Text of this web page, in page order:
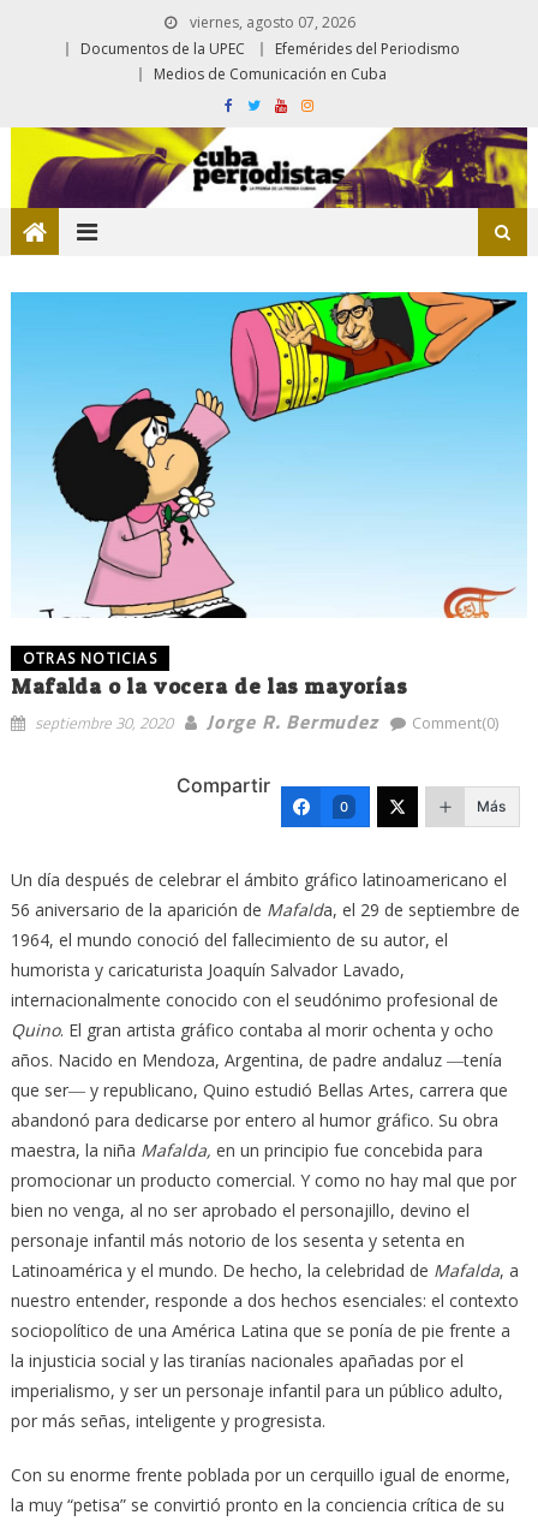
viernes, agosto 07, 2026
Documentos de la UPEC
Efemérides del Periodismo
Medios de Comunicación en Cuba
OTRAS NOTICIAS
Mafalda o la vocera de las mayorías
septiembre 30, 2020 Jorge R. Bermudez Comment(0)
Compartir
0 Más
Un día después de celebrar el ámbito gráfico latinoamericano el
56 aniversario de la aparición de Mafalda, el 29 de septiembre de
1964, el mundo conoció del fallecimiento de su autor, el
humorista y caricaturista Joaquín Salvador Lavado,
internacionalmente conocido con el seudónimo profesional de
Quino. El gran artista gráfico contaba al morir ochenta y ocho
años. Nacido en Mendoza, Argentina, de padre andaluz ―tenía
que ser― y republicano, Quino estudió Bellas Artes, carrera que
abandonó para dedicarse por entero al humor gráfico. Su obra
maestra, la niña Mafalda, en un principio fue concebida para
promocionar un producto comercial. Y como no hay mal que por
bien no venga, al no ser aprobado el personajillo, devino el
personaje infantil más notorio de los sesenta y setenta en
Latinoamérica y el mundo. De hecho, la celebridad de Mafalda, a
nuestro entender, responde a dos hechos esenciales: el contexto
sociopolítico de una América Latina que se ponía de pie frente a
la injusticia social y las tiranías nacionales apañadas por el
imperialismo, y ser un personaje infantil para un público adulto,
por más señas, inteligente y progresista.
Con su enorme frente poblada por un cerquillo igual de enorme,
la muy “petisa” se convirtió pronto en la conciencia crítica de su